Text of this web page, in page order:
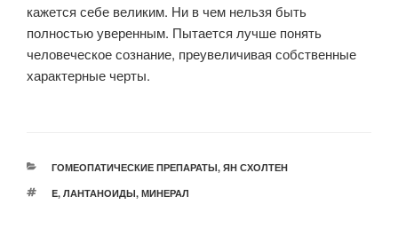
кажется себе великим. Ни в чем нельзя быть
полностью уверенным. Пытается лучше понять
человеческое сознание, преувеличивая собственные
характерные черты.
РУБРИКИ
ГОМЕОПАТИЧЕСКИЕ ПРЕПАРАТЫ, ЯН СХОЛТЕН
МЕТКИ
E, ЛАНТАНОИДЫ, МИНЕРАЛ